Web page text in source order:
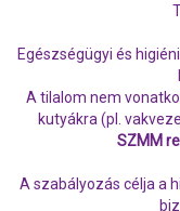
Egészségügyi és
A tilalom nem
kutyákra (pl.
SZMM
A szabályozás célja a